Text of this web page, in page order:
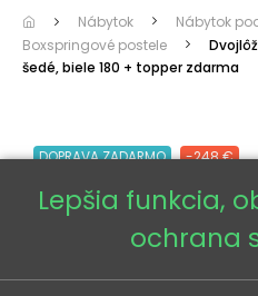
Nábytok Nábytok
Boxspringové postele
šedé, biele 180 + topper zdarma
DOPRAVA ZADARMO -248 €
Lepšia funkcia,
ochrana